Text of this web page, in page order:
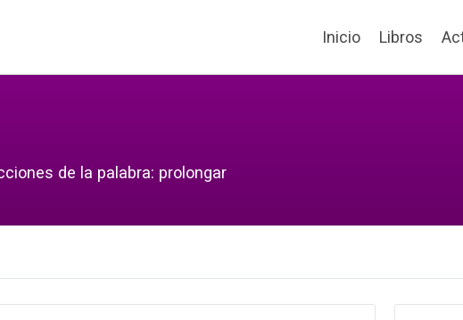
Inicio Libros
de la palabra: prolongar